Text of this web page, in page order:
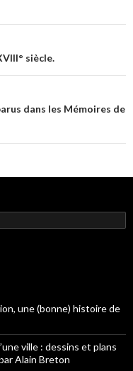
siècle.
dans les Mémoires de
une (bonne) histoire de
ville : dessins et plans
Alain Breton